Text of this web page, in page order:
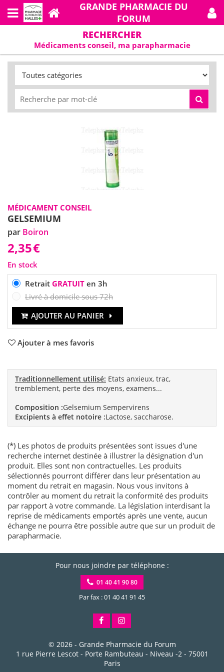
GRANDE PHARMACIE DU
FORUM
RECHERCHER
Médicaments conseil, ma parapharmacie
MÉDICAMENT CONSEIL
GELSEMIUM
par Boiron
2,35€
En stock
Retrait GRATUITen 3h
Livré à domicile sous 72h
AJOUTER AU PANIER
Ajouter à mes favoris
Traditionnellement utilisé: Etats anxieux, trac,
tremblement, perte des moyens, examens...
Composition :Gelsemium Sempervirens
Excipients à effet notoire :Lactose, saccharose.
(*) Les photos de produits présentées sont issues d'une
recherche internet destinée à illustrer la désignation d'un
produit. Elles sont non contractuelles. Les produits
sélectionnés pourront différer dans leur présentation au
moment du retrait en magasin. Nous vous invitons à
contrôler au moment du retrait la conformité des produits
par rapport à votre commande. La législation interdisant la
reprise de médicaments emportés après une vente, aucun
échange ne pourra être possible autre que sur un produit de
parapharmacie.
Pour nous joindre par téléphone :
01 40 41 90 80
Par fax : 01 40 41 91 45
© 2026 - Grande Pharmacie du Forum
1 rue Pierre Lescot - Porte Rambuteau - Niveau -2- 75001
Paris